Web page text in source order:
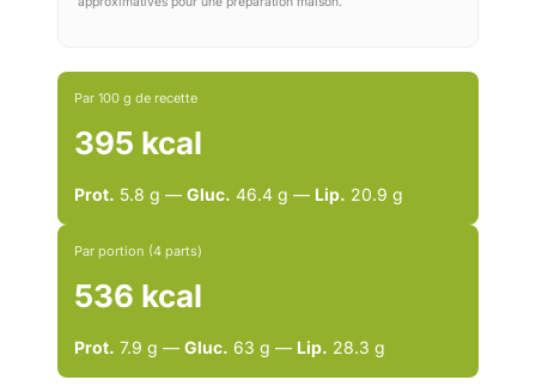
Par 100 g de recette
395 kcal
Prot. 5.8 g — Gluc. 46.4 g — Lip. 20.9 g
Par portion (4 parts)
536 kcal
Prot. 7.9 g — Gluc. 63 g — Lip. 28.3 g